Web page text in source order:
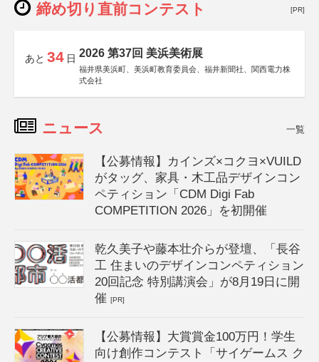
締め切り直前コンテスト [PR]
あと 34 日 2026 第37回 美浜美術展
福井県美浜町、美浜町教育委員会、福井新聞社、関西電力株
式会社
ニュース 一覧
【公募情報】カインズ×コクヨ×VUILD
がタッグ、家具・木工品デザインコン
ペティション「CDM Digi Fab
COMPETITION 2026」を初開催
乾久美子や藤本壮介らが登壇、「長谷
工 住まいのデザインコンペティション
20回記念 特別講演会」が8月19日に開
催[PR]
【公募情報】大賞賞金100万円！学生
向け創作コンテスト「サイゲームス ク